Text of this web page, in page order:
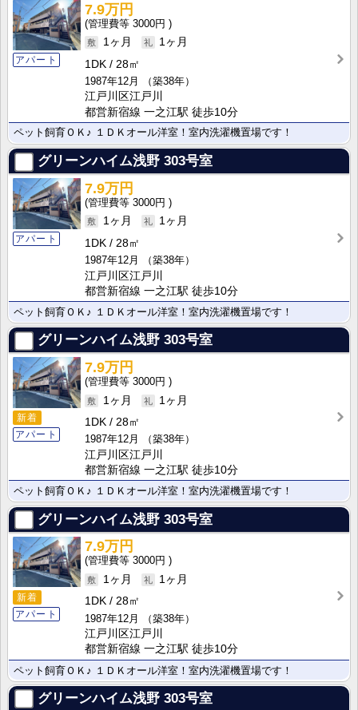
アパート
7.9万円
3000円
1ヶ月
1ヶ月
1DK
28㎡
1987年12月
（築38年）
江戸川区江戸川
都営新宿線 一之江駅 徒歩10分
ペット飼育ＯＫ♪ １ＤＫオール洋室！室内洗濯機置場です！
グリーンハイム浅野 303号室
アパート
7.9万円
3000円
1ヶ月
1ヶ月
1DK
28㎡
1987年12月
（築38年）
江戸川区江戸川
都営新宿線 一之江駅 徒歩10分
ペット飼育ＯＫ♪ １ＤＫオール洋室！室内洗濯機置場です！
グリーンハイム浅野 303号室
新着
アパート
7.9万円
3000円
1ヶ月
1ヶ月
1DK
28㎡
1987年12月
（築38年）
江戸川区江戸川
都営新宿線 一之江駅 徒歩10分
ペット飼育ＯＫ♪ １ＤＫオール洋室！室内洗濯機置場です！
グリーンハイム浅野 303号室
新着
アパート
7.9万円
3000円
1ヶ月
1ヶ月
1DK
28㎡
1987年12月
（築38年）
江戸川区江戸川
都営新宿線 一之江駅 徒歩10分
ペット飼育ＯＫ♪ １ＤＫオール洋室！室内洗濯機置場です！
グリーンハイム浅野 303号室